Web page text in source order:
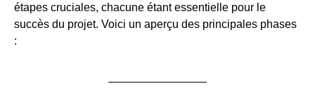
étapes cruciales, chacune étant essentielle pour le
succès du projet. Voici un aperçu des principales phases
: